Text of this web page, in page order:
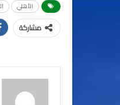
الأهلي
مشاركة